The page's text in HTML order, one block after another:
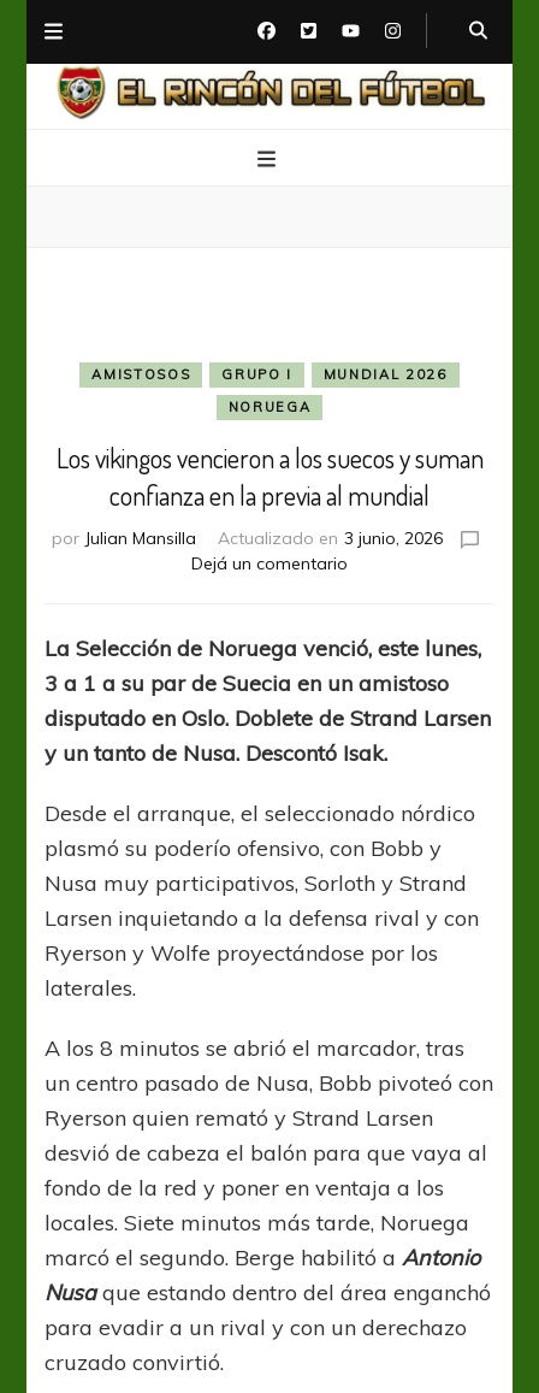
AMISTOSOS GRUPO I
MUNDIAL 2026
NORUEGA
Los vikingos vencieron a los suecos y suman
confianza en la previa al mundial
por Julian Mansilla Actualizado en 3 junio, 2026
Dejá un comentario
vencieron
a
los
suecos
suman
en
la
al
mundial
La Selección de Noruega venció, este lunes,
3 a 1 a su par de Suecia en un amistoso
disputado en Oslo. Doblete de Strand Larsen
y un tanto de Nusa. Descontó Isak.
Desde el arranque, el seleccionado nórdico
plasmó su poderío ofensivo, con Bobb y
Nusa muy participativos, Sorloth y Strand
Larsen inquietando a la defensa rival y con
Ryerson y Wolfe proyectándose por los
laterales.
A los 8 minutos se abrió el marcador, tras
un centro pasado de Nusa, Bobb pivoteó con
Ryerson quien remató y Strand Larsen
desvió de cabeza el balón para que vaya al
fondo de la red y poner en ventaja a los
locales. Siete minutos más tarde, Noruega
marcó el segundo. Berge habilitó aAntonio
Nusaque estando dentro del área enganchó
para evadir a un rival y con un derechazo
cruzado convirtió.